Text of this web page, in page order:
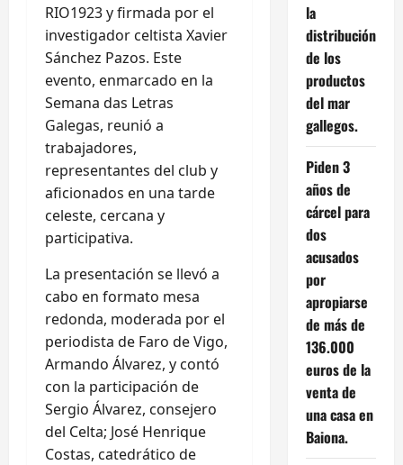
RIO1923 y firmada por el
investigador celtista Xavier
Sánchez Pazos. Este
evento, enmarcado en la
Semana das Letras
Galegas, reunió a
trabajadores,
representantes del club y
aficionados en una tarde
celeste, cercana y
participativa.
La presentación se llevó a
cabo en formato mesa
redonda, moderada por el
periodista de Faro de Vigo,
Armando Álvarez, y contó
con la participación de
Sergio Álvarez, consejero
del Celta; José Henrique
Costas, catedrático de
la
distribución
de los
productos
del mar
gallegos.
Piden 3
años de
cárcel para
dos
acusados
por
apropiarse
de más de
136.000
euros de la
venta de
una casa en
Baiona.